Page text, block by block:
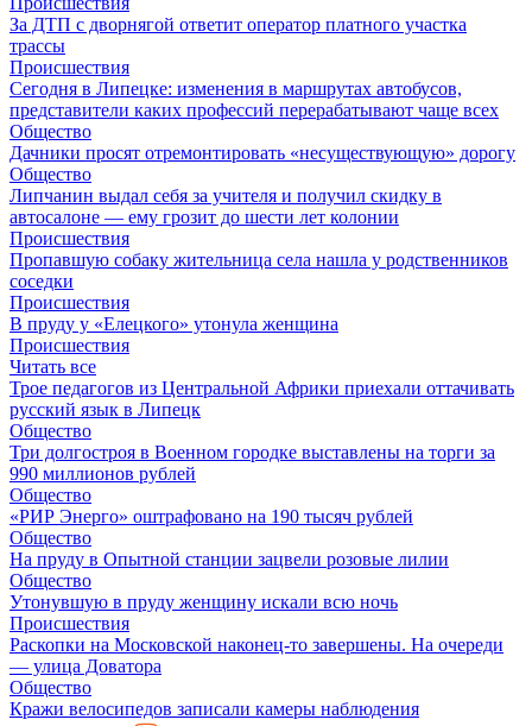
За ДТП с дворнягой ответит оператор платного участка
трассы
Происшествия
Сегодня в Липецке: изменения в маршрутах автобусов,
представители каких профессий перерабатывают чаще всех
Общество
Дачники просят отремонтировать «несуществующую» дорогу
Общество
Липчанин выдал себя за учителя и получил скидку в
автосалоне — ему грозит до шести лет колонии
Происшествия
Пропавшую собаку жительница села нашла у родственников
соседки
Происшествия
В пруду у «Елецкого» утонула женщина
Происшествия
Читать все
Трое педагогов из Центральной Африки приехали оттачивать
русский язык в Липецк
Общество
Три долгостроя в Военном городке выставлены на торги за
990 миллионов рублей
Общество
«РИР Энерго» оштрафовано на 190 тысяч рублей
Общество
На пруду в Опытной станции зацвели розовые лилии
Общество
Утонувшую в пруду женщину искали всю ночь
Происшествия
Раскопки на Московской наконец-то завершены. На очереди
— улица Доватора
Общество
Кражи велосипедов записали камеры наблюдения